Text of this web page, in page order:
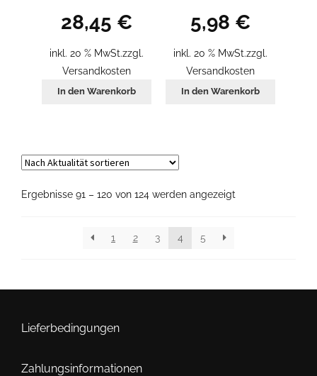
28,45 €
inkl. 20 % MwSt.zzgl.
Versandkosten
In den Warenkorb
5,98 €
inkl. 20 % MwSt.zzgl.
Versandkosten
In den Warenkorb
Ergebnisse 91 – 120 von 124 werden angezeigt
1
2 3 4 5
Lieferbedingungen
Zahlungsinformationen